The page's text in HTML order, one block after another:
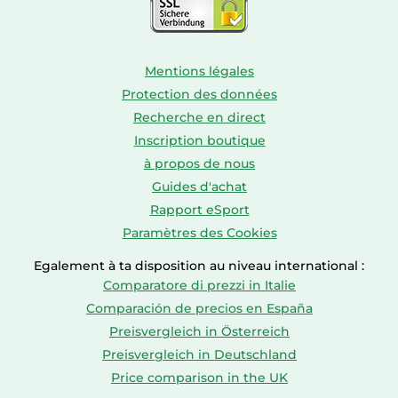
Mentions légales
Protection des données
Recherche en direct
Inscription boutique
à propos de nous
Guides d'achat
Rapport eSport
Paramètres des Cookies
Egalement à ta disposition au niveau international :
Comparatore di prezzi in Italie
Comparación de precios en España
Preisvergleich in Österreich
Preisvergleich in Deutschland
Price comparison in the UK